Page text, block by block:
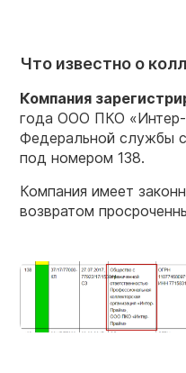
Что известно о
Компания
года ООО ПКО
Федеральной службы
под номером 138.
Компания имеет
возвратом